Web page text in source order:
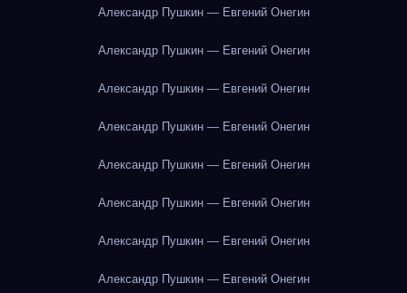
Александр Пушкин — Евгений Онегин
Александр Пушкин — Евгений Онегин
Александр Пушкин — Евгений Онегин
Александр Пушкин — Евгений Онегин
Александр Пушкин — Евгений Онегин
Александр Пушкин — Евгений Онегин
Александр Пушкин — Евгений Онегин
Александр Пушкин — Евгений Онегин